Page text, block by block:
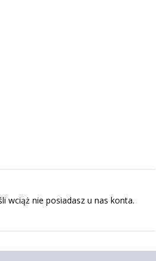
wciąż nie posiadasz u nas konta.